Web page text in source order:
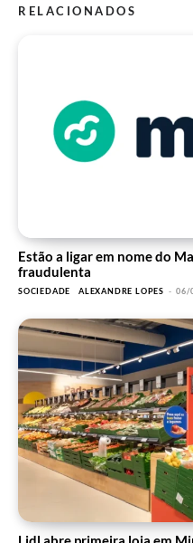
RELACIONADOS
Estão a ligar em nome do
fraudulenta
SOCIEDADE ALEXANDRE LOPES - 06/